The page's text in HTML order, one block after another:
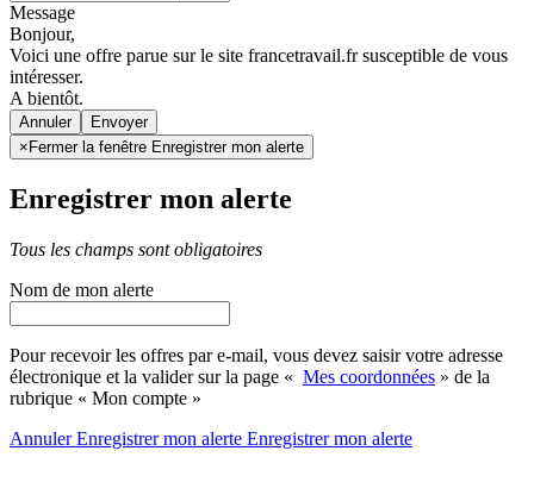
Message
Bonjour,
Voici une offre parue sur le site francetravail.fr susceptible de vous
intéresser.
A bientôt.
Annuler
× Fermer la fenêtre Enregistrer mon alerte
Enregistrer mon alerte
Tous les champs sont obligatoires
Nom de mon alerte
Pour recevoir les offres par e-mail, vous devez saisir votre adresse
électronique et la valider sur la page « Mes coordonnées » de la
rubrique « Mon compte »
AnnulerEnregistrer mon alerte Enregistrermon alerte